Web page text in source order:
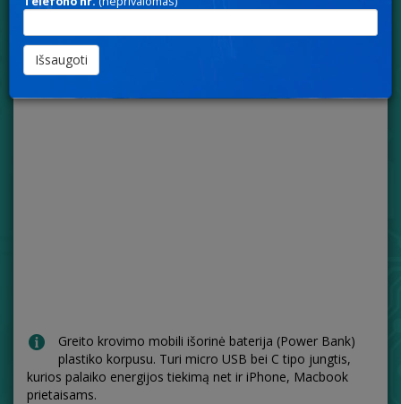
POWER 301
Greito krovimo mobili išorinė baterija (Power Bank)
plastiko korpusu. Turi micro USB bei C tipo jungtis,
kurios palaiko energijos tiekimą net ir iPhone, Macbook
prietaisams.